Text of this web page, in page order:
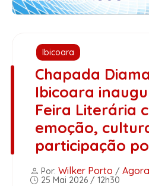
Ibicoara
Chapada
Ibicoara
Feira Literária
emoção,
participação
Por: Wilker Porto /
25 Mai 2026 / 12h30